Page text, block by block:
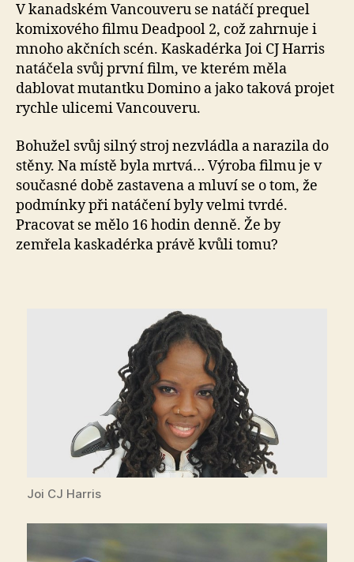
V kanadském Vancouveru se natáčí prequel
komixového filmu Deadpool 2, což zahrnuje i
mnoho akčních scén. Kaskadérka Joi CJ Harris
natáčela svůj první film, ve kterém měla
dablovat mutantku Domino a jako taková projet
rychle ulicemi Vancouveru.
Bohužel svůj silný stroj nezvládla a narazila do
stěny. Na místě byla mrtvá… Výroba filmu je v
současné době zastavena a mluví se o tom, že
podmínky při natáčení byly velmi tvrdé.
Pracovat se mělo 16 hodin denně. Že by
zemřela kaskadérka právě kvůli tomu?
Joi CJ Harris